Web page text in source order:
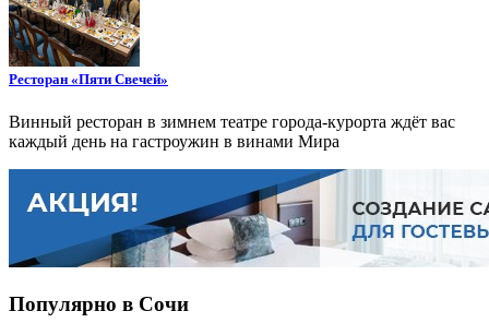
Ресторан «Пяти Свечей»
Винный ресторан в зимнем театре города-курорта ждёт вас
каждый день на гастроужин в винами Мира
Популярно в Сочи